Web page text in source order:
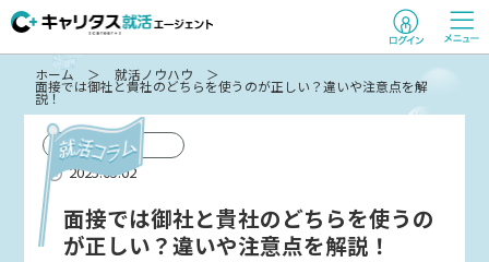
ホーム 就活ノウハウ
面接では御社と貴社のどちらを使うのが正しい？違いや注意点を解
説！
コラム
2025.05.02
面接では御社と貴社のどちらを使うの
が正しい？違いや注意点を解説！